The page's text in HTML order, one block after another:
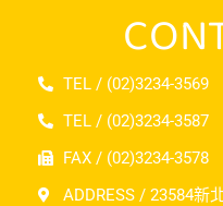
TEL / (02)3234-3569
TEL / (02)3234-3587
FAX / (02)3234-3578
ADDRESS / 23584新